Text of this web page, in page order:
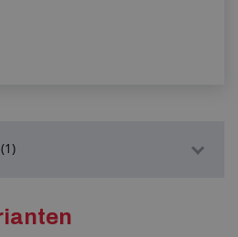
nach 72 Stunden: 90 N/100
Chemikalien und